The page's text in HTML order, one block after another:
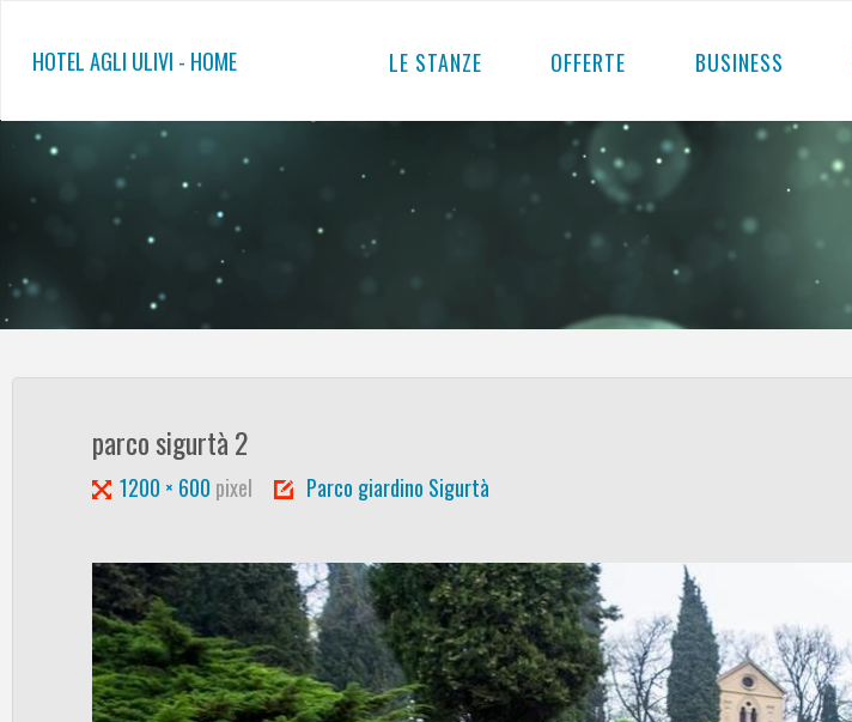
HOTEL AGLI ULIVI - HOME LE STANZE OFFERTE BUSINESS
parco sigurtà 2
Tutta1200 × 600 pixel Parco giardino Sigurtà